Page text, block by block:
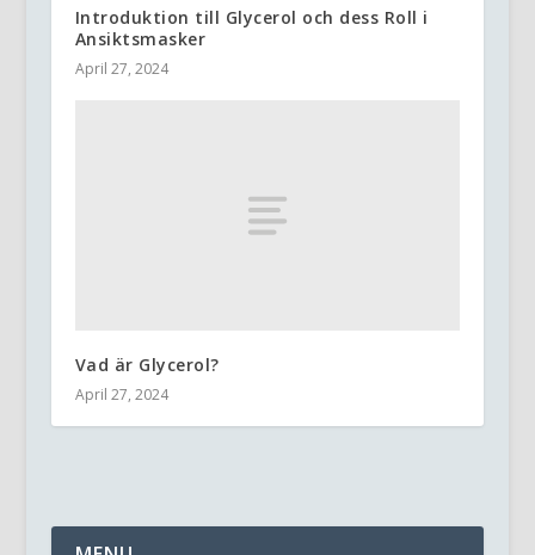
Introduktion till Glycerol och dess Roll i
Ansiktsmasker
April 27, 2024
Vad är Glycerol?
April 27, 2024